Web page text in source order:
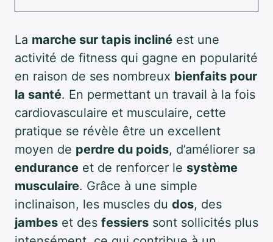
La marche sur tapis incliné est une
activité de fitness qui gagne en popularité
en raison de ses nombreux bienfaits pour
la santé. En permettant un travail à la fois
cardiovasculaire et musculaire, cette
pratique se révèle être un excellent
moyen de perdre du poids, d’améliorer sa
endurance et de renforcer le système
musculaire. Grâce à une simple
inclinaison, les muscles du dos, des
jambes et des fessiers sont sollicités plus